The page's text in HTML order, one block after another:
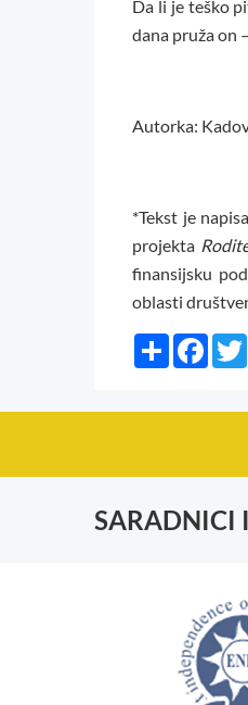
Da li je teško
dana pruža on
Autorka:
*Tekst je
projekta
finansijsku
oblasti
Share
SARADNICI